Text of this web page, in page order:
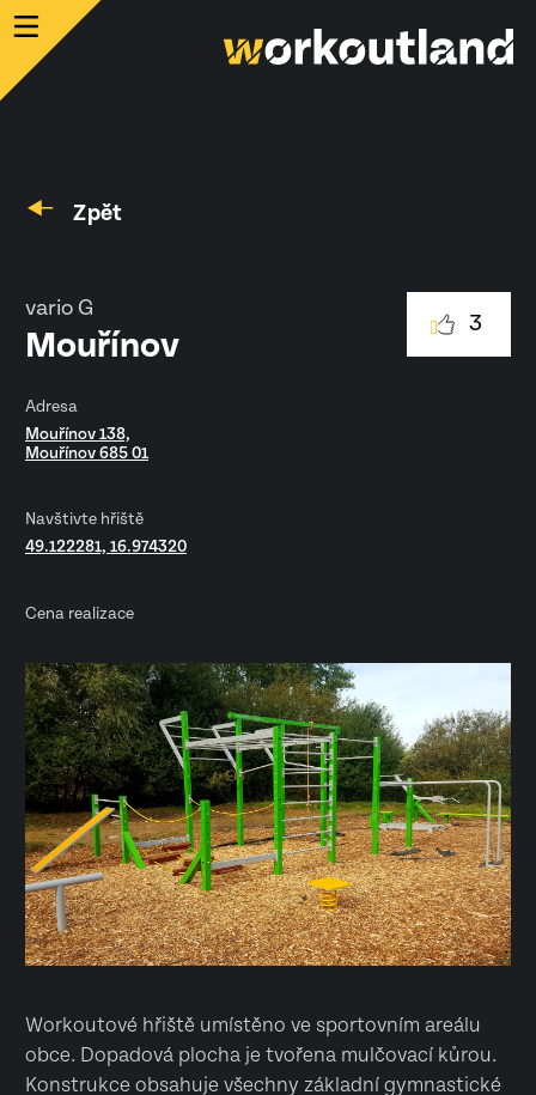
Zpět
vario G
Mouřínov
3
Adresa
Mouřínov 138,
Mouřínov 685 01
Navštivte hřiště
49.122281, 16.974320
Cena realizace
Workoutové hřiště umístěno ve sportovním areálu
obce. Dopadová plocha je tvořena mulčovací kůrou.
Konstrukce obsahuje všechny základní gymnastické